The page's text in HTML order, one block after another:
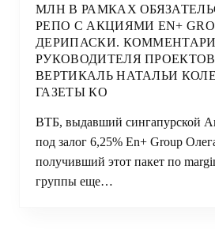
МЛН В РАМКАХ
РЕПО С АКЦИЯМИ EN+
ДЕРИПАСКИ.
РУКОВОДИТЕЛЯ ПРОЕКТОВ
ВЕРТИКАЛЬ НАТАЛЬИ
ГАЗЕТЫ КО
ВТБ, выдавший сингапурской
под залог 6,25% En+ Group
получивший этот пакет по
группы еще…